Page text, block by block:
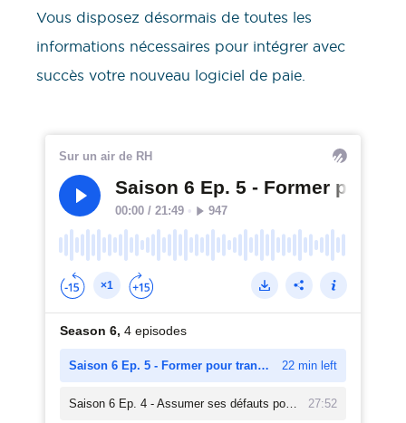
Vous disposez désormais de toutes les
informations nécessaires pour intégrer avec
succès votre nouveau logiciel de paie.